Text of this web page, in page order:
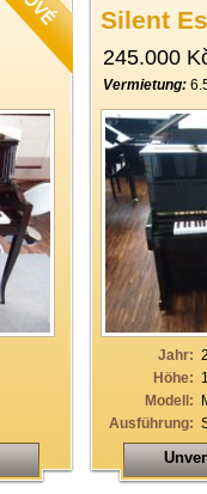
Silent
245.000
Vermietung:
Jahr:
Höhe:
Modell:
Ausführung: